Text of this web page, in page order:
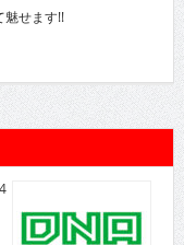
せます!!